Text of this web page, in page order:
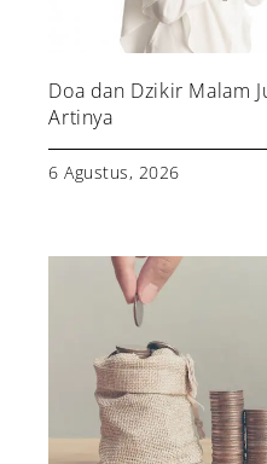
Doa dan Dzikir Malam
Artinya
6 Agustus, 2026